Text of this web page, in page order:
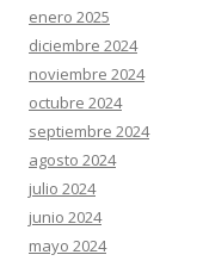
enero 2025
diciembre 2024
noviembre 2024
octubre 2024
septiembre 2024
agosto 2024
julio 2024
junio 2024
mayo 2024